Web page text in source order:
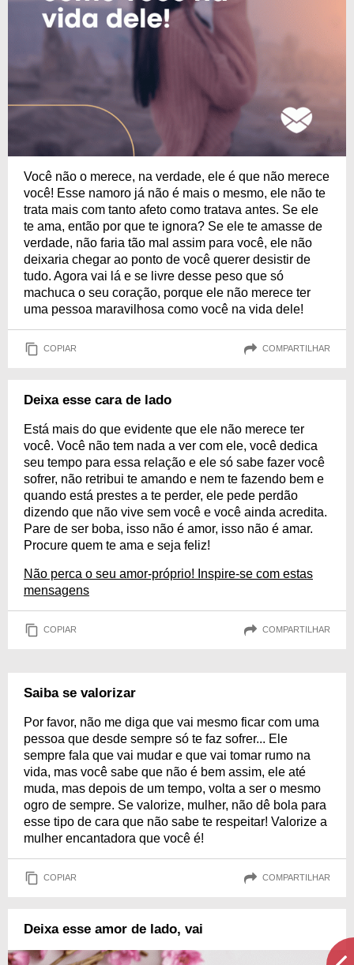
Você não o merece, na verdade, ele é que não merece
você! Esse namoro já não é mais o mesmo, ele não te
trata mais com tanto afeto como tratava antes. Se ele
te ama, então por que te ignora? Se ele te amasse de
verdade, não faria tão mal assim para você, ele não
deixaria chegar ao ponto de você querer desistir de
tudo. Agora vai lá e se livre desse peso que só
machuca o seu coração, porque ele não merece ter
uma pessoa maravilhosa como você na vida dele!
COPIAR COMPARTILHAR
Deixa esse cara de lado
Está mais do que evidente que ele não merece ter
você. Você não tem nada a ver com ele, você dedica
seu tempo para essa relação e ele só sabe fazer você
sofrer, não retribui te amando e nem te fazendo bem e
quando está prestes a te perder, ele pede perdão
dizendo que não vive sem você e você ainda acredita.
Pare de ser boba, isso não é amor, isso não é amar.
Procure quem te ama e seja feliz!
Não perca o seu amor-próprio! Inspire-se com estas
mensagens
COPIAR COMPARTILHAR
Saiba se valorizar
Por favor, não me diga que vai mesmo ficar com uma
pessoa que desde sempre só te faz sofrer... Ele
sempre fala que vai mudar e que vai tomar rumo na
vida, mas você sabe que não é bem assim, ele até
muda, mas depois de um tempo, volta a ser o mesmo
ogro de sempre. Se valorize, mulher, não dê bola para
esse tipo de cara que não sabe te respeitar! Valorize a
mulher encantadora que você é!
COPIAR COMPARTILHAR
Deixa esse amor de lado, vai